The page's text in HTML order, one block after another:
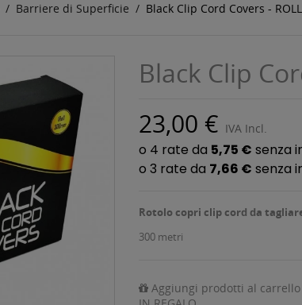
Barriere di Superficie Black Clip Cord Covers -
Black Clip
23,00 € IVA Incl.
Rotolo copri clip cord da
300 metri
Aggiungi prodotti al carrello